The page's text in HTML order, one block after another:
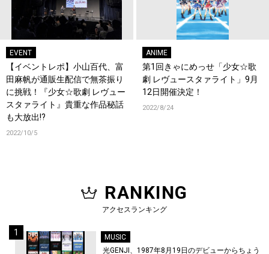
EVENT
【イベントレポ】小山百代、富
田麻帆が通販生配信で無茶振り
に挑戦！『少女☆歌劇 レヴュー
スタァライト』貴重な作品秘話
も大放出!?
2022/10/5
ANIME
第1回きゃにめっせ「少女☆歌
劇 レヴュースタァライト」9月
12日開催決定！
2022/8/24
RANKING
アクセスランキング
MUSIC
光GENJI、1987年8月19日のデビューからちょう